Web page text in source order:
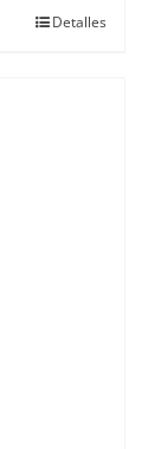
Detalles